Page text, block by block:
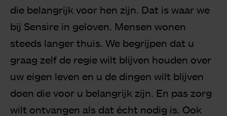
die belangrijk voor hen zijn. Dat is waar we
bij Sensire in geloven. Mensen wonen
steeds langer thuis. We begrijpen dat u
graag zelf de regie wilt blijven houden over
uw eigen leven en u de dingen wilt blijven
doen die voor u belangrijk zijn. En pas zorg
wilt ontvangen als dat écht nodig is. Ook